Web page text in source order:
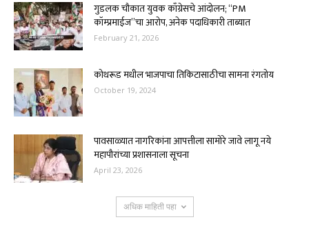
गुडलक चौकात युवक काँग्रेसचे आंदोलन; “PM
कॉम्प्रमाईज”चा आरोप, अनेक पदाधिकारी ताब्यात
February 21, 2026
कोथरूड मधील भाजपाचा तिकिटासाठीचा सामना रंगतोय
October 19, 2024
पावसाळ्यात नागरिकांना आपत्तीला सामोरे जावे लागू नये
महापौरांच्या प्रशासनाला सूचना
April 23, 2026
अधिक माहिती पहा